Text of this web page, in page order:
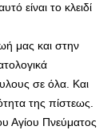
είναι το κλειδί
μας και στην
σε όλα. Και
της πίστεως.
Αγίου Πνεύματος